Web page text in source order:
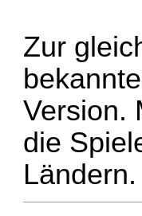
Zur
Version.
die
Ländern.